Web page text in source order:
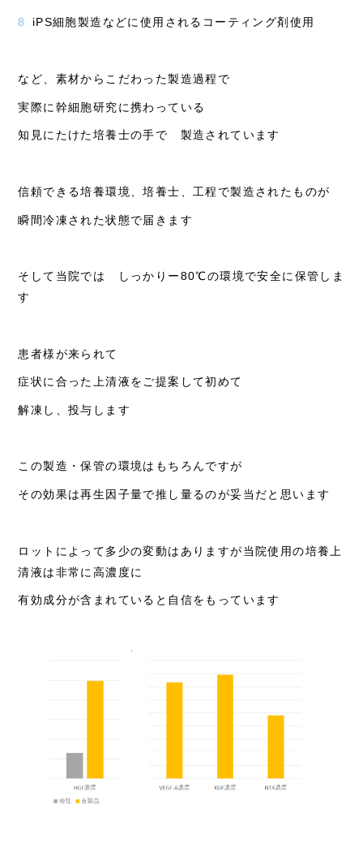
初めての方へ
再生医療
統合医療
ブログ
コラム
お問い合わせ
iPS細胞製造などに使用されるコーティング剤使用
など、素材からこだわった製造過程で
実際に幹細胞研究に携わっている
知見にたけた培養士の手で 製造されています
信頼できる培養環境、培養士、工程で製造されたものが
瞬間冷凍された状態で届きます
そして当院では しっかりー80℃の環境で安全に保管しま
す
患者様が来られて
症状に合った上清液をご提案して初めて
解凍し、投与します
この製造・保管の環境はもちろんですが
その効果は再生因子量で推し量るのが妥当だと思います
ロットによって多少の変動はありますが当院使用の培養上
清液は非常に高濃度に
有効成分が含まれていると自信をもっています